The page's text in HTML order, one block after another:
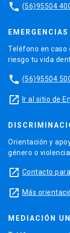
phone (56)95504
EMERGENCIAS
Teléfono en caso
riesgo tu vida
phone (56)95504
launch Ir al sitio de
Orientación y
género o
launch Contacto
launch Más
MEDIACIÓN